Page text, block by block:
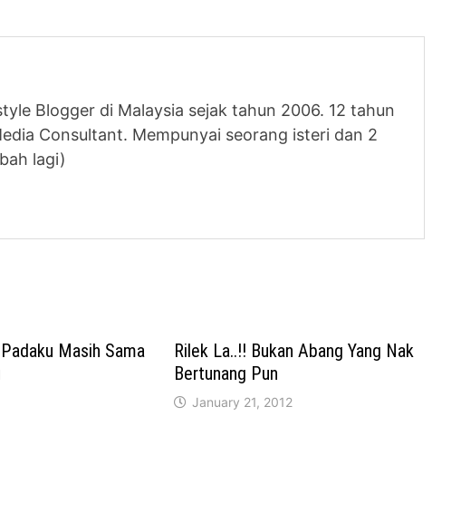
Blogger di Malaysia sejak tahun 2006. 12 tahun
Consultant. Mempunyai seorang isteri dan 2
lagi)
Masih Sama
Rilek La..!! Bukan Abang Yang Nak
Bertunang Pun
January 21, 2012